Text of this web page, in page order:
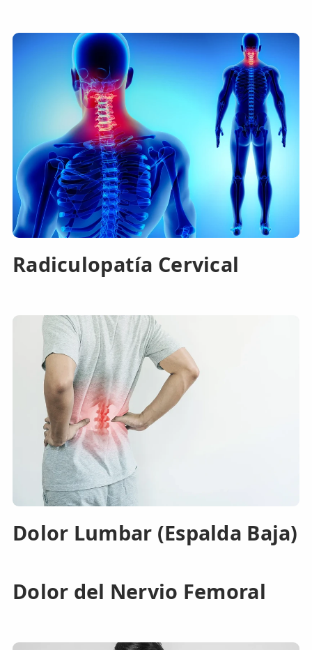
Radiculopatía Cervical
Dolor Lumbar (Espalda Baja)
Dolor del Nervio Femoral